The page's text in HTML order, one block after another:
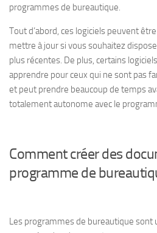
programmes de bureautique.
Tout d’abord, ces logiciels peuvent
mettre à jour si vous souhaitez
plus récentes. De plus, certains
apprendre pour ceux qui ne sont pas
et peut prendre beaucoup de temps
totalement autonome avec le
Comment créer des
programme de
Les programmes de bureautique sont